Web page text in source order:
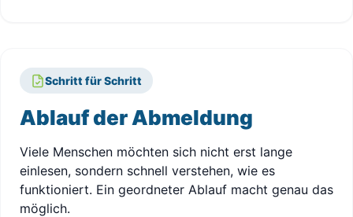
Schritt für Schritt
Ablauf der Abmeldung
Viele Menschen möchten sich nicht erst lange
einlesen, sondern schnell verstehen, wie es
funktioniert. Ein geordneter Ablauf macht genau das
möglich.